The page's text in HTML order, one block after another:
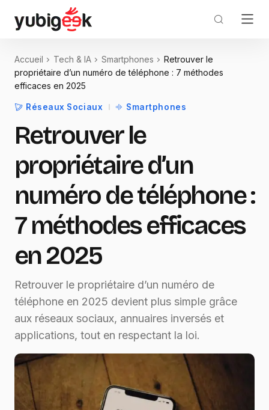
Accueil Tech & IA Smartphones
Retrouver le
propriétaire d’un numéro de téléphone : 7 méthodes
efficaces en 2025
Réseaux Sociaux Smartphones
Retrouver le
propriétaire d’un
numéro de téléphone :
7 méthodes efficaces
en 2025
Retrouver le propriétaire d’un numéro de
téléphone en 2025 devient plus simple grâce
aux réseaux sociaux, annuaires inversés et
applications, tout en respectant la loi.